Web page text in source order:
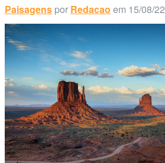
Paisagens por Redacao em 15/08/22